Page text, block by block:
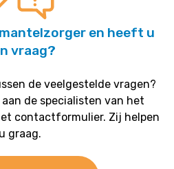
en heeft u
vraag?
de veelgestelde vragen?
de specialisten van het
contactformulier. Zij helpen
u graag.